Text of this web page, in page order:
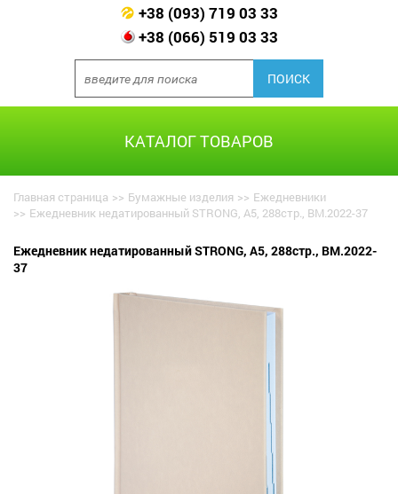
+38 (093) 719 03 33
+38 (066) 519 03 33
КАТАЛОГ ТОВАРОВ
Главная страница >> Бумажные изделия >> Ежедневники
>> Ежедневник недатированный STRONG, A5, 288стр., BM.2022-37
Ежедневник недатированный STRONG, A5, 288стр., BM.2022-
37